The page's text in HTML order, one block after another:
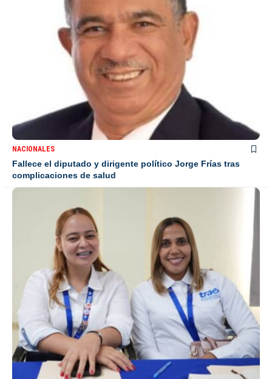
NACIONALES
Fallece el diputado y dirigente político Jorge Frías tras
complicaciones de salud